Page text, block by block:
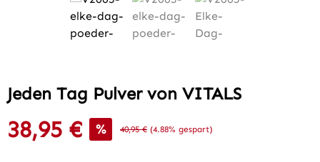
Jeden Tag Pulver von VITALS
Verkaufspreis:
38,95 € % Regulärer Preis:
40,95 € (4.88% gespart)